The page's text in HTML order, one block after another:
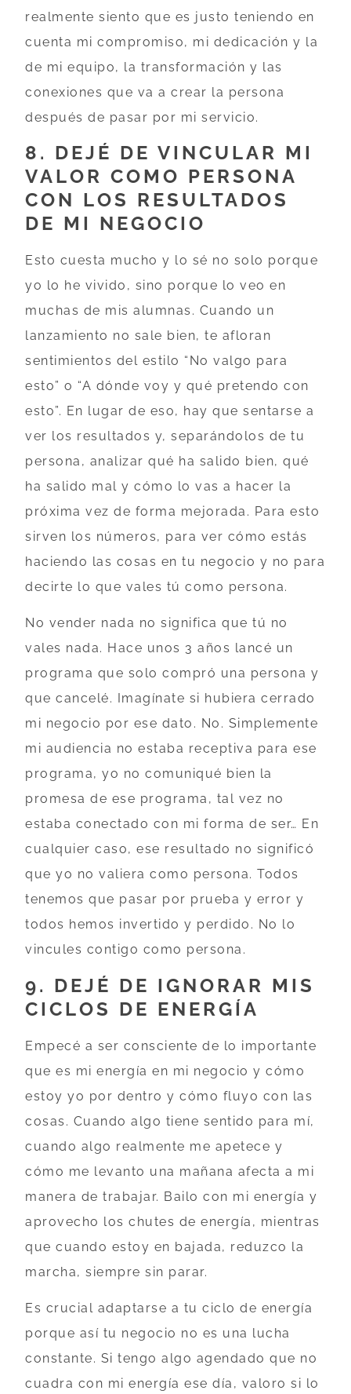
realmente siento que es justo teniendo en
cuenta mi compromiso, mi dedicación y la
de mi equipo, la transformación y las
conexiones que va a crear la persona
después de pasar por mi servicio.
8. DEJÉ DE VINCULAR MI
VALOR COMO PERSONA
CON LOS RESULTADOS
DE MI NEGOCIO
Esto cuesta mucho y lo sé no solo porque
yo lo he vivido, sino porque lo veo en
muchas de mis alumnas. Cuando un
lanzamiento no sale bien, te afloran
sentimientos del estilo “No valgo para
esto” o “A dónde voy y qué pretendo con
esto”. En lugar de eso, hay que sentarse a
ver los resultados y, separándolos de tu
persona, analizar qué ha salido bien, qué
ha salido mal y cómo lo vas a hacer la
próxima vez de forma mejorada. Para esto
sirven los números, para ver cómo estás
haciendo las cosas en tu negocio y no para
decirte lo que vales tú como persona.
No vender nada no significa que tú no
vales nada. Hace unos 3 años lancé un
programa que solo compró una persona y
que cancelé. Imagínate si hubiera cerrado
mi negocio por ese dato. No. Simplemente
mi audiencia no estaba receptiva para ese
programa, yo no comuniqué bien la
promesa de ese programa, tal vez no
estaba conectado con mi forma de ser… En
cualquier caso, ese resultado no significó
que yo no valiera como persona. Todos
tenemos que pasar por prueba y error y
todos hemos invertido y perdido. No lo
vincules contigo como persona.
9. DEJÉ DE IGNORAR MIS
CICLOS DE ENERGÍA
Empecé a ser consciente de lo importante
que es mi energía en mi negocio y cómo
estoy yo por dentro y cómo fluyo con las
cosas. Cuando algo tiene sentido para mí,
cuando algo realmente me apetece y
cómo me levanto una mañana afecta a mi
manera de trabajar. Bailo con mi energía y
aprovecho los chutes de energía, mientras
que cuando estoy en bajada, reduzco la
marcha, siempre sin parar.
Es crucial adaptarse a tu ciclo de energía
porque así tu negocio no es una lucha
constante. Si tengo algo agendado que no
cuadra con mi energía ese día, valoro si lo